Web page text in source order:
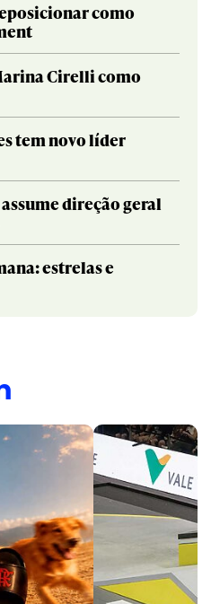
como
Cirelli como
tem novo líder
direção geral
estrelas e